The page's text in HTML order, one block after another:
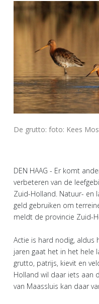
De grutto: foto: Kees
DEN HAAG - Er komt
verbeteren van de
Zuid-Holland. Natuur- en
geld gebruiken om
meldt de provincie Zuid-
Actie is hard nodig, aldus
jaren gaat het in het hele
grutto, patrijs, kievit en
Holland wil daar iets aan
van Maassluis kan daar